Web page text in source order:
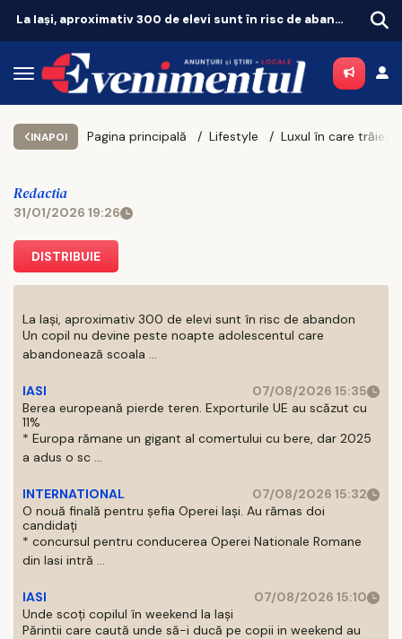
La Iași, aproximativ 300 de elevi sunt în risc de abandon
INAPOI Pagina principală Lifestyle
Redactia
31/01/2026 19:26
DISTRIBUIE
La Iași, aproximativ 300 de elevi sunt în risc de abandon
Un copil nu devine peste noapte adolescentul care
abandonează scoala ...
IASI
07/08/2026 15:35
Berea europeană pierde teren. Exporturile UE au scăzut cu
11%
* Europa rămane un gigant al comertului cu bere, dar 2025
a adus o sc ...
INTERNATIONAL
07/08/2026 15:32
O nouă finală pentru șefia Operei Iași. Au rămas doi
candidați
* concursul pentru conducerea Operei Nationale Romane
din Iasi intră ...
IASI
07/08/2026 15:10
Unde scoți copilul în weekend la Iași
Părintii care caută unde să-i ducă pe copii in weekend au